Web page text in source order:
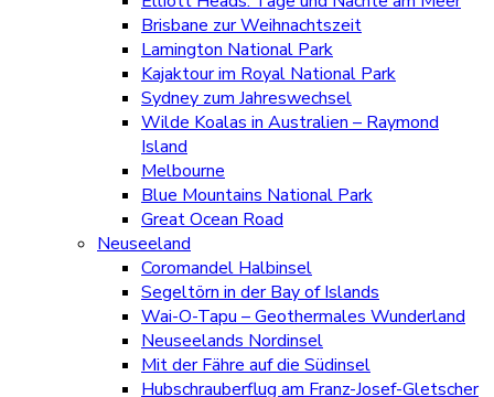
Brisbane zur Weihnachtszeit
Lamington National Park
Kajaktour im Royal National Park
Sydney zum Jahreswechsel
Wilde Koalas in Australien – Raymond
Island
Melbourne
Blue Mountains National Park
Great Ocean Road
Neuseeland
Coromandel Halbinsel
Segeltörn in der Bay of Islands
Wai-O-Tapu – Geothermales Wunderland
Neuseelands Nordinsel
Mit der Fähre auf die Südinsel
Hubschrauberflug am Franz-Josef-Gletscher